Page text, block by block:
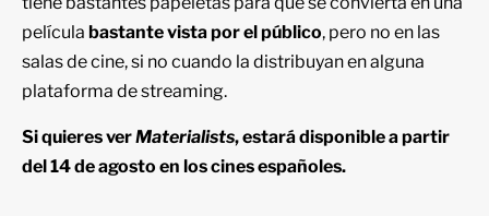
película bastante vista por el público, pero no en las
salas de cine, si no cuando la distribuyan en alguna
plataforma de streaming.
Si quieres verMaterialists, estará disponible a partir
del 14 de agosto en los cines españoles.